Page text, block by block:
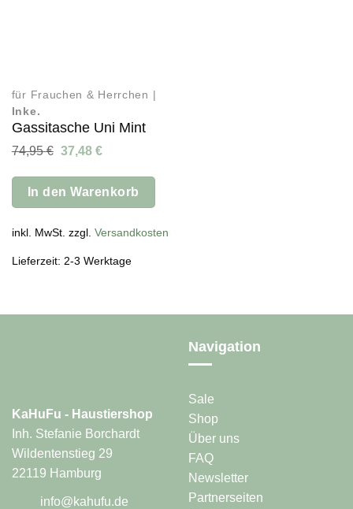
für Frauchen & Herrchen |
Inke.
Gassitasche Uni Mint
74,95€ Ursprünglicher
war:
74,95 €
37,48 €Aktueller
ist:
37,48 €.
In den Warenkorb
inkl. MwSt. zzgl. Versandkosten
Lieferzeit: 2-3 Werktage
KaHuFu - Haustiershop
Inh. Stefanie Borchardt
Wildentenstieg 29
22119 Hamburg
info@kahufu.de
Navigation
Sale
Shop
Über uns
FAQ
Newsletter
Partnerseiten